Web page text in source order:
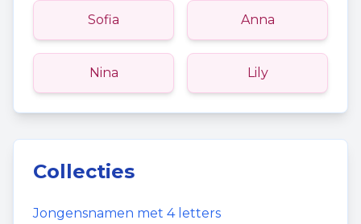
Sofia Anna
Nina Lily
Collecties
Jongensnamen met 4letters